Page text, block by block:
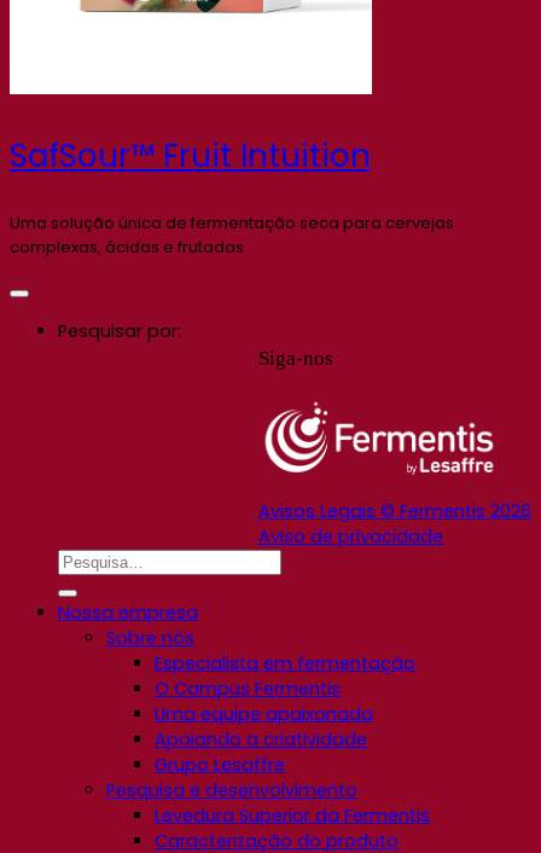
SafSour™ Fruit Intuition
Uma solução única de fermentação seca para cervejas
complexas, ácidas e frutadas
Siga-nos
Avisos Legais © Fermentis 2026
Aviso de privacidade
Pesquisar por:
Nossa empresa
Sobre nós
Especialista em fermentação
O Campus Fermentis
Uma equipe apaixonada
Apoiando a criatividade
Grupo Lesaffre
Pesquisa e desenvolvimento
Levedura Superior da Fermentis
Caracterização do produto